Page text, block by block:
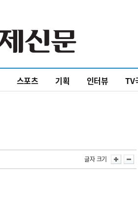
스포츠 기획 인터뷰 TV
글자 크기